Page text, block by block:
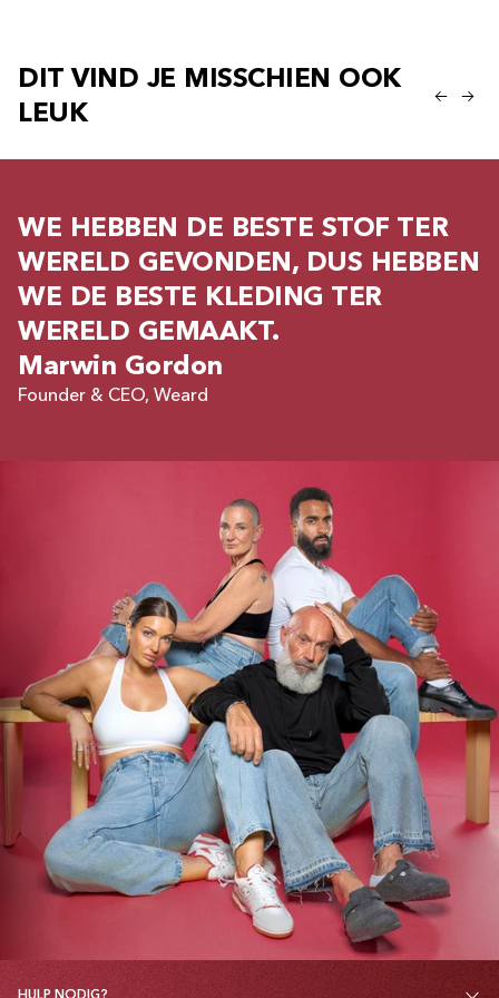
DIT VIND JE MISSCHIEN OOK
LEUK
WE HEBBEN DE BESTE STOF TER
WERELD GEVONDEN, DUS HEBBEN
WE DE BESTE KLEDING TER
WERELD GEMAAKT.
Marwin Gordon
Founder & CEO, Weard
HULP NODIG?